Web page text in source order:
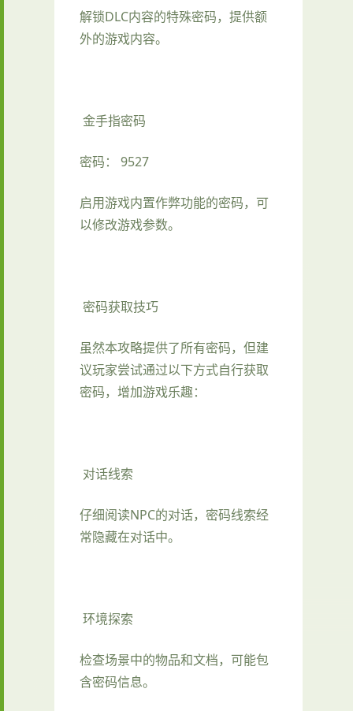
解锁DLC内容的特殊密码，提供额
外的游戏内容。
金手指密码
密码： 9527
启用游戏内置作弊功能的密码，可
以修改游戏参数。
密码获取技巧
虽然本攻略提供了所有密码，但建
议玩家尝试通过以下方式自行获取
密码，增加游戏乐趣：
对话线索
仔细阅读NPC的对话，密码线索经
常隐藏在对话中。
环境探索
检查场景中的物品和文档，可能包
含密码信息。